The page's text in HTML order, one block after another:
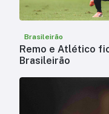
Brasileirão
Remo e Atlético
Brasileirão